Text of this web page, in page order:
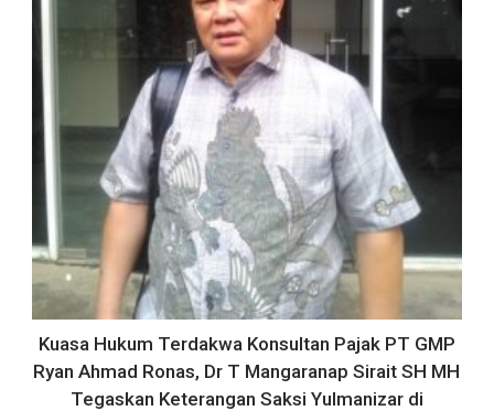
Kuasa Hukum Terdakwa Konsultan Pajak PT GMP
Ryan Ahmad Ronas, Dr T Mangaranap Sirait SH MH
Tegaskan Keterangan Saksi Yulmanizar di